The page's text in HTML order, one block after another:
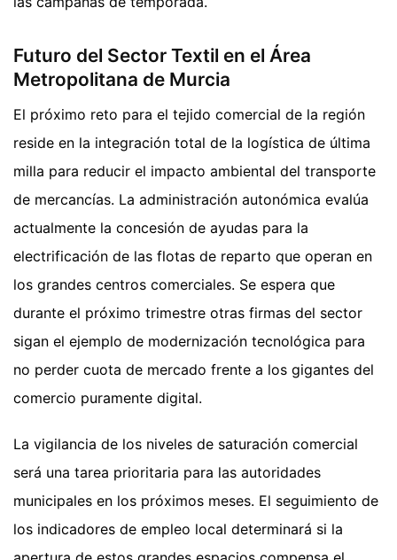
Futuro del Sector Textil en el Área
Metropolitana de Murcia
El próximo reto para el tejido comercial de la región
reside en la integración total de la logística de última
milla para reducir el impacto ambiental del transporte
de mercancías. La administración autonómica evalúa
actualmente la concesión de ayudas para la
electrificación de las flotas de reparto que operan en
los grandes centros comerciales. Se espera que
durante el próximo trimestre otras firmas del sector
sigan el ejemplo de modernización tecnológica para
no perder cuota de mercado frente a los gigantes del
comercio puramente digital.
La vigilancia de los niveles de saturación comercial
será una tarea prioritaria para las autoridades
municipales en los próximos meses. El seguimiento de
los indicadores de empleo local determinará si la